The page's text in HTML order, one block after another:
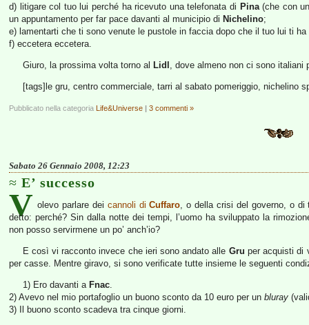
d) litigare col tuo lui perché ha ricevuto una telefonata di Pina(che con
un appuntamento per far pace davanti al municipio di Nichelino;
e) lamentarti che ti sono venute le pustole in faccia dopo che il tuo lui ti
f) eccetera eccetera.
Giuro, la prossima volta torno al Lidl , dove almeno non ci sono
[tags]le gru, centro commerciale, tarri al sabato pomeriggio, nichelino
Pubblicato nella categoria Life&Universe | 3 commenti »
Sabato 26 Gennaio 2008, 12:23
E’ successo
V olevo parlare dei cannoli diCuffaro, o della crisi del governo, o
detto: perché? Sin dalla notte dei tempi, l’uomo ha sviluppato la
non posso servirmene un po’ anch’io?
E così vi racconto invece che ieri sono andato alle Gru per acquisti di
per casse. Mentre giravo, si sono verificate tutte insieme le seguenti
1) Ero davanti a Fnac.
2) Avevo nel mio portafoglio un buono sconto da 10 euro per un bluray
3) Il buono sconto scadeva tra cinque giorni.